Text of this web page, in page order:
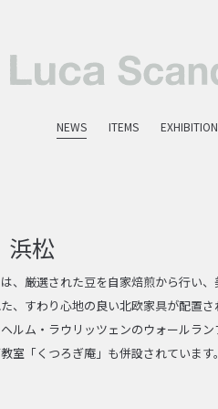
NEWS ITEMS EXHIBITION
松
、厳選された豆を自家焙煎から行い
、すわり心地の良い北欧家具が配置
ルム・ラウリッツェンのウォールラ
室「くつろぎ庵」も併設されています。